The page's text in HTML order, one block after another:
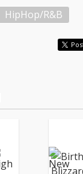
HipHop/R&B